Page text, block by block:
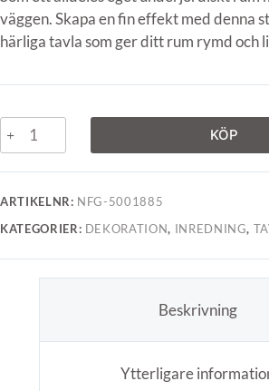
väggen. Skapa en fin effekt med denna
härliga tavla som ger ditt rum rymd och
KÖP
ARTIKELNR: NFG-5001885
KATEGORIER: DEKORATION, INREDNING,
Beskrivning
Ytterligare